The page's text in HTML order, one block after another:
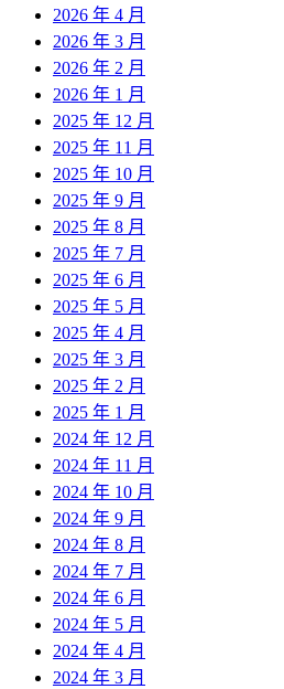
2026 年 4 月
2026 年 3 月
2026 年 2 月
2026 年 1 月
2025 年 12 月
2025 年 11 月
2025 年 10 月
2025 年 9 月
2025 年 8 月
2025 年 7 月
2025 年 6 月
2025 年 5 月
2025 年 4 月
2025 年 3 月
2025 年 2 月
2025 年 1 月
2024 年 12 月
2024 年 11 月
2024 年 10 月
2024 年 9 月
2024 年 8 月
2024 年 7 月
2024 年 6 月
2024 年 5 月
2024 年 4 月
2024 年 3 月